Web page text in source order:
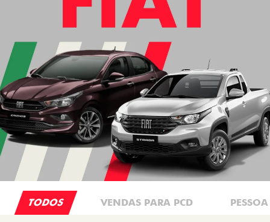
TODOS VENDAS PARA PCD